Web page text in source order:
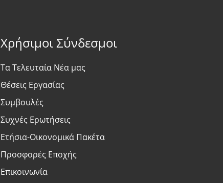
Χρήσιμοι Σύνδεσμοι
Τα Τελευταία Νέα μας
Θέσεις Εργασίας
Συμβουλές
Συχνές Ερωτήσεις
Ετήσια-Οικονομικά Πακέτα
Προσφορές Εποχής
Επικοινωνία